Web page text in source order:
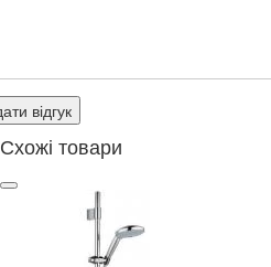
відгук
Схожі товари